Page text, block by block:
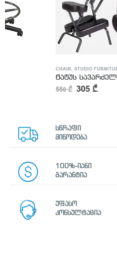
STUDIO FURNITURE,TATTOO BED
ტატუს სავარძელი ზურგზე სამუშაოდ
სწრაფი
მიწოდება
100%-იანი
გარანტია
უფასო
კონსულტაცია